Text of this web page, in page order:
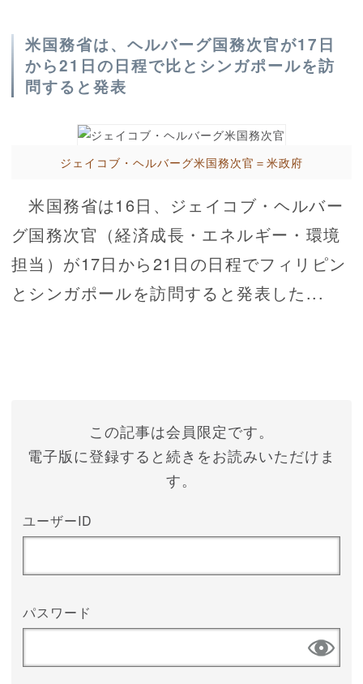
米国務省は、ヘルバーグ国務次官が17日
から21日の日程で比とシンガポールを訪
問すると発表
ジェイコブ・ヘルバーグ米国務次官＝米政府
米国務省は16日、ジェイコブ・ヘルバー
グ国務次官（経済成長・エネルギー・環境
担当）が17日から21日の日程でフィリピン
とシンガポールを訪問すると発表した...
この記事は会員限定です。
電子版に登録すると続きをお読みいただけま
す。
ユーザーID
パスワード